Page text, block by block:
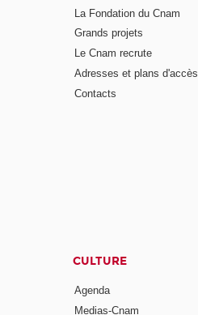
La Fondation du Cnam
Grands projets
Le Cnam recrute
Adresses et plans d'accès
Contacts
CULTURE
Agenda
Medias-Cnam